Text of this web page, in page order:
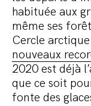
habituée aux
même ses
Cercle
nouveaux
2020 est déjà
que ce soit
fonte des